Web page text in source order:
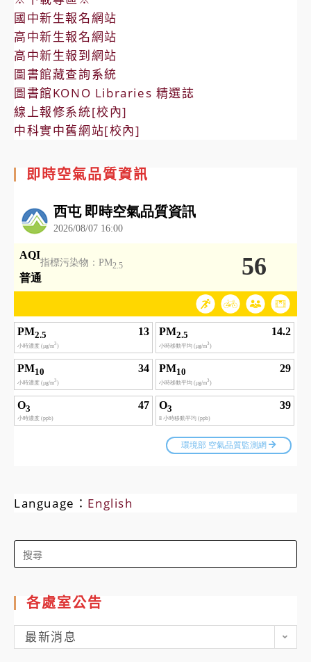
國中新生報名網站
高中新生報名網站
高中新生報到網站
圖書館藏查詢系統
圖書館KONO Libraries 精選誌
線上報修系統[校內]
中科實中舊網站[校內]
即時空氣品質資訊
Language： English
Search
for:
各處室公告
各
處
最新消息